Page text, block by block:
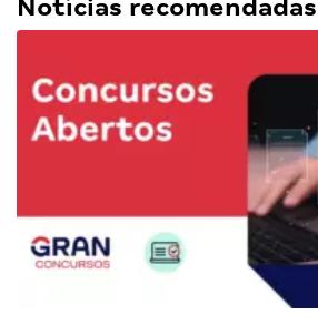
Notícias recomendadas